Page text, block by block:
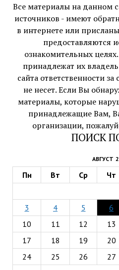
Все материалы на данном
источников - имеют
в интернете или
предоставляются
ознакомительных
принадлежат их
сайта ответственности
не несет. Если Вы
материалы, которые
принадлежащие Вам,
организации,
ПОИСК
АВГУСТ
Пн Вт Ср Чт
3
4 5 6
10
11 12 13
17
18 19 20
24
25 26 27